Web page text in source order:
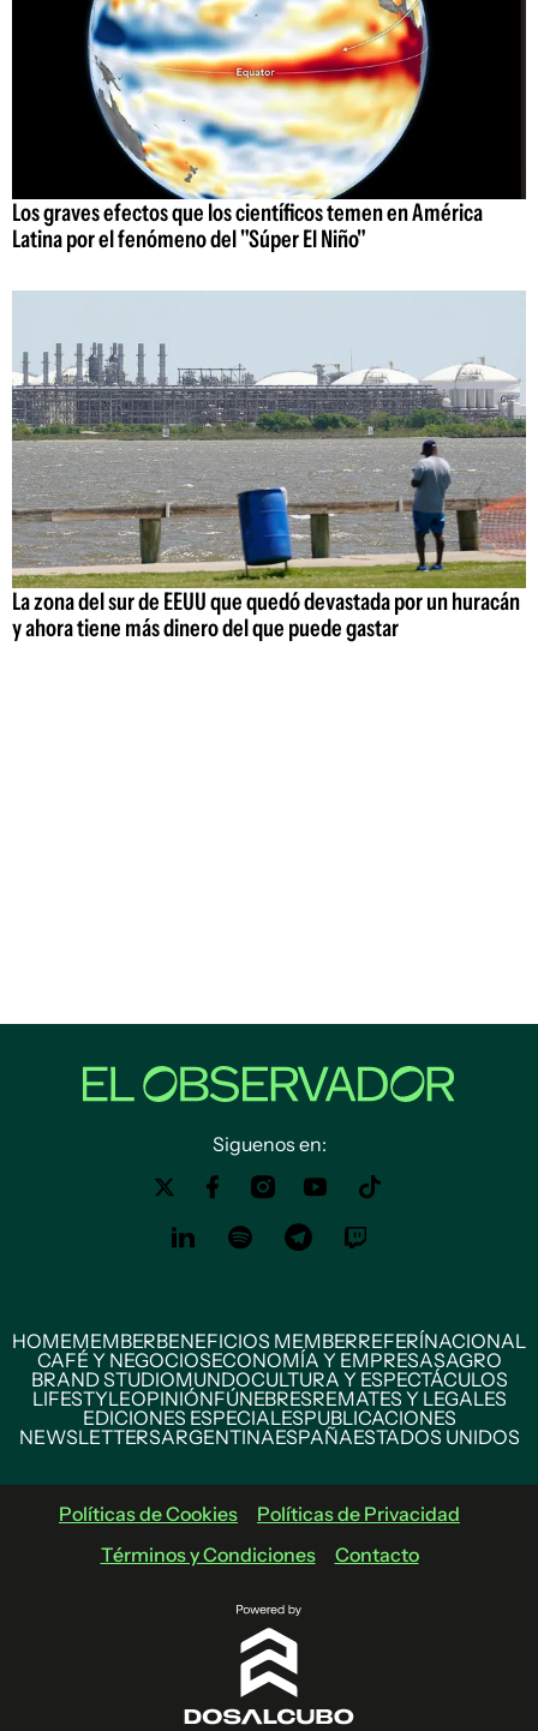
Los graves efectos que los científicos temen en América
Latina por el fenómeno del "Súper El Niño"
La zona del sur de EEUU que quedó devastada por un huracán
y ahora tiene más dinero del que puede gastar
Siguenos en:
HOMEMEMBERBENEFICIOS MEMBERREFERÍNACIONAL
CAFÉ Y NEGOCIOSECONOMÍA Y EMPRESASAGRO
BRAND STUDIOMUNDOCULTURA Y ESPECTÁCULOS
LIFESTYLEOPINIÓNFÚNEBRESREMATES Y LEGALES
EDICIONES ESPECIALESPUBLICACIONES
NEWSLETTERSARGENTINAESPAÑAESTADOS UNIDOS
Políticas de Cookies
Políticas de Privacidad
Términos y Condiciones
Contacto